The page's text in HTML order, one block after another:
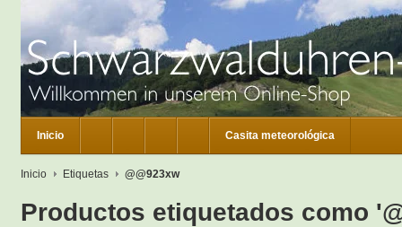
Inicio Casita meteorológica
Inicio Etiquetas @@923xw
Productos etiquetados como